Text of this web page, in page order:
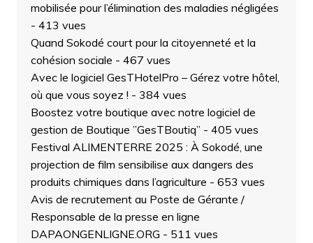
mobilisée pour l’élimination des maladies négligées
- 413 vues
Quand Sokodé court pour la citoyenneté et la
cohésion sociale - 467 vues
Avec le logiciel GesTHotelPro – Gérez votre hôtel,
où que vous soyez ! - 384 vues
Boostez votre boutique avec notre logiciel de
gestion de Boutique ”GesTBoutiq” - 405 vues
Festival ALIMENTERRE 2025 : À Sokodé, une
projection de film sensibilise aux dangers des
produits chimiques dans l’agriculture - 653 vues
Avis de recrutement au Poste de Gérante /
Responsable de la presse en ligne
DAPAONGENLIGNE.ORG - 511 vues